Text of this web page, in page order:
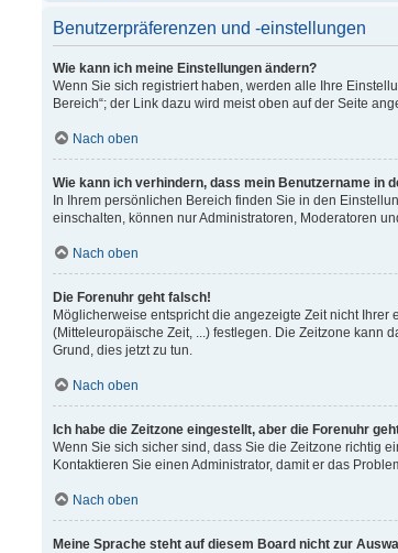
Benutzerpräferenzen und -einstellungen
Wie kann ich meine Einstellungen ändern?
Wenn Sie sich registriert haben, werden alle Ihre
Bereich“; der Link dazu wird meist oben auf der Seite
Nach oben
Wie kann ich verhindern, dass mein Benutzername in
In Ihrem persönlichen Bereich finden Sie in den
einschalten, können nur Administratoren, Moderatoren
Nach oben
Die Forenuhr geht falsch!
Möglicherweise entspricht die angezeigte Zeit nicht
(Mitteleuropäische Zeit, ...) festlegen. Die Zeitzone kann
Grund, dies jetzt zu tun.
Nach oben
Ich habe die Zeitzone eingestellt, aber die Forenuhr
Wenn Sie sich sicher sind, dass Sie die Zeitzone richtig
Kontaktieren Sie einen Administrator, damit er das
Nach oben
Meine Sprache steht auf diesem Board nicht zur